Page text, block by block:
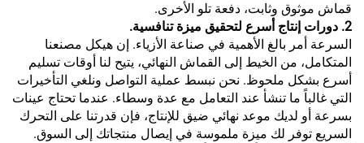
قماش موثوق وثابت، دفعة تلو الأخرى.
2. دورات إنتاج أسرع لتحقيق ميزة تنافسية.
السرعة أمر بالغ الأهمية في صناعة الأزياء. إن هيكل مصنعنا
المتكامل، من الخيط إلى القماش النهائي، يتيح لنا أوقات تسليم
أسرع بشكل ملحوظ. نحن نبسط عملية التواصل ونلغي التأخيرات
التي غالباً ما تنشأ عند التعامل مع عدة وسطاء. عندما تحتاج عينات
بسرعة أو لديك موعد نهائي ضيق للإنتاج، فإن قدرتنا على التحرك
السريع توفر لك ميزة ملموسة في إيصال منتجاتك إلى السوق.